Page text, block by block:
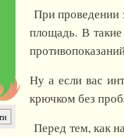
При проведении
площадь. В
Ну а если вас
крючком без
Перед тем, как